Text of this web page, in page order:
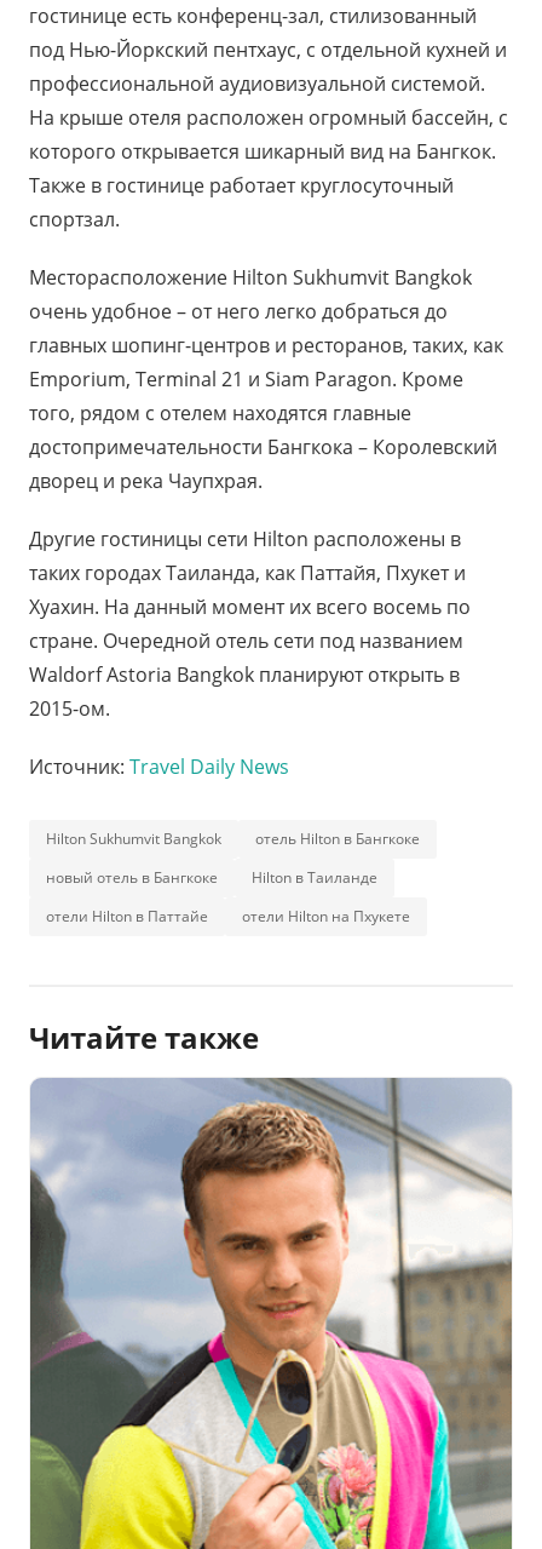
гостинице есть конференц-зал, стилизованный
под Нью-Йоркский пентхаус, с отдельной кухней и
профессиональной аудиовизуальной системой.
На крыше отеля расположен огромный бассейн, с
которого открывается шикарный вид на Бангкок.
Также в гостинице работает круглосуточный
спортзал.
Месторасположение Hilton Sukhumvit Bangkok
очень удобное – от него легко добраться до
главных шопинг-центров и ресторанов, таких, как
Emporium, Terminal 21 и Siam Paragon. Кроме
того, рядом с отелем находятся главные
достопримечательности Бангкока – Королевский
дворец и река Чаупхрая.
Другие гостиницы сети Hilton расположены в
таких городах Таиланда, как Паттайя, Пхукет и
Хуахин. На данный момент их всего восемь по
стране. Очередной отель сети под названием
Waldorf Astoria Bangkok планируют открыть в
2015-ом.
Источник: Travel Daily News
Hilton Sukhumvit Bangkok
отель Hilton в Бангкоке
новый отель в Бангкоке
Hilton в Таиланде
отели Hilton в Паттайе
отели Hilton на Пхукете
Читайте также